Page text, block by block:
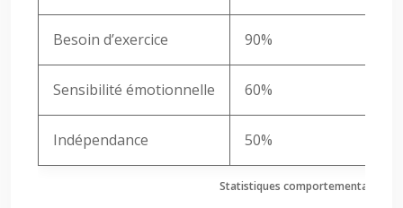
Statistiques comportementales
Besoin d’exercice 90%
Sensibilité émotionnelle 60%
Indépendance 50%